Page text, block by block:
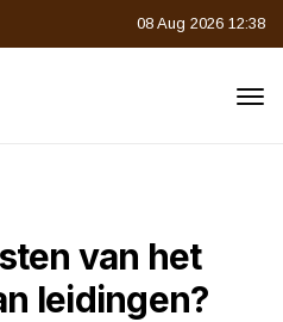
08 Aug 2026 12:38
van het
leidingen?